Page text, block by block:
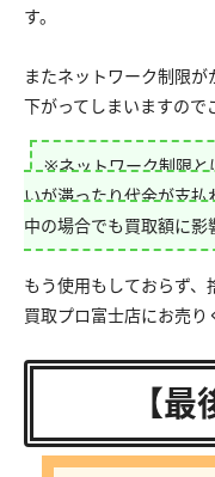
す。
またネットワーク制限
下がってしまいますので
※ネットワーク制限と
いが滞ったり代金が支払
中の場合でも買取額に影
もう使用もしておらず
買取プロ富士店にお売り
【